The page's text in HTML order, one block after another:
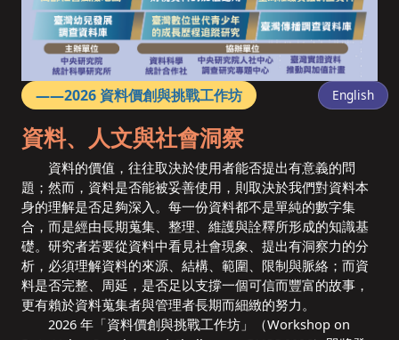
——2026 資料價創與挑戰工作坊
資料、人文與社會洞察
資料的價值，往往取決於使用者能否提出有意義的問
題；然而，資料是否能被妥善使用，則取決於我們對資料本
身的理解是否足夠深入。每一份資料都不是單純的數字集
合，而是經由長期蒐集、整理、維護與詮釋所形成的知識基
礎。研究者若要從資料中看見社會現象、提出有洞察力的分
析，必須理解資料的來源、結構、範圍、限制與脈絡；而資
料是否完整、周延，是否足以支撐一個可信而豐富的故事，
更有賴於資料蒐集者與管理者長期而細緻的努力。
2026 年「資料價創與挑戰工作坊」（Workshop on